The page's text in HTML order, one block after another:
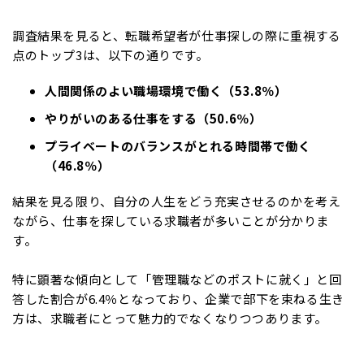
調査結果を見ると、転職希望者が仕事探しの際に重視する
点のトップ3は、以下の通りです。
人間関係のよい職場環境で働く（53.8％）
やりがいのある仕事をする（50.6％）
プライベートのバランスがとれる時間帯で働く
（46.8％）
結果を見る限り、自分の人生をどう充実させるのかを考え
ながら、仕事を探している求職者が多いことが分かりま
す。
特に顕著な傾向として「管理職などのポストに就く」と回
答した割合が6.4％となっており、企業で部下を束ねる生き
方は、求職者にとって魅力的でなくなりつつあります。